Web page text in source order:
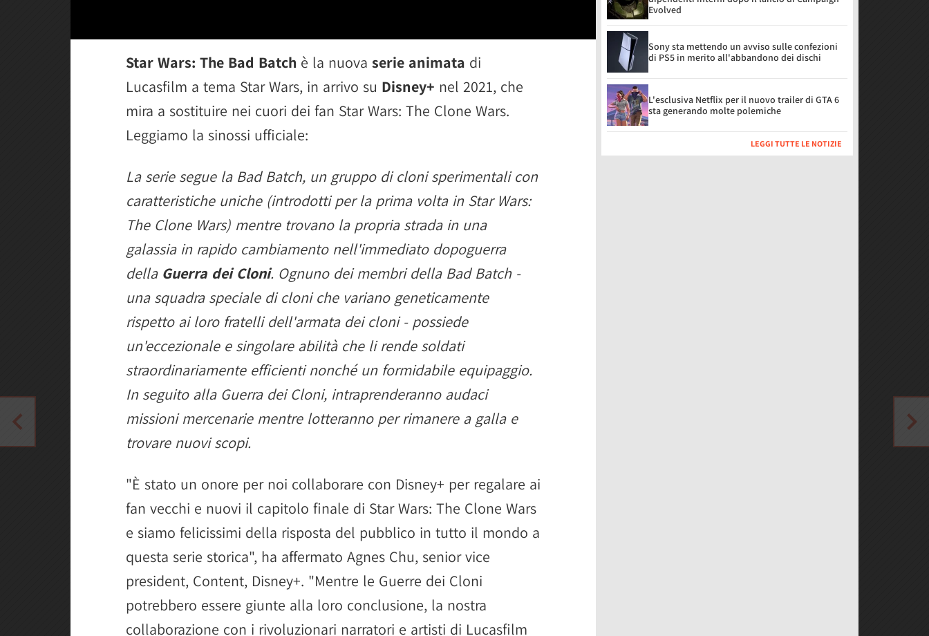
Star Wars: The Bad Batch è la nuova serie animata di
Lucasfilm a tema Star Wars, in arrivo su Disney+ nel 2021, che
mira a sostituire nei cuori dei fan Star Wars: The Clone Wars.
Leggiamo la sinossi ufficiale:
La serie segue la Bad Batch, un gruppo di cloni sperimentali con
caratteristiche uniche (introdotti per la prima volta in Star Wars:
The Clone Wars) mentre trovano la propria strada in una
galassia in rapido cambiamento nell'immediato dopoguerra
dellaGuerra dei Cloni. Ognuno dei membri della Bad Batch -
una squadra speciale di cloni che variano geneticamente
rispetto ai loro fratelli dell'armata dei cloni - possiede
un'eccezionale e singolare abilità che li rende soldati
straordinariamente efficienti nonché un formidabile equipaggio.
In seguito alla Guerra dei Cloni, intraprenderanno audaci
missioni mercenarie mentre lotteranno per rimanere a galla e
trovare nuovi scopi.
"È stato un onore per noi collaborare con Disney+ per regalare ai
fan vecchi e nuovi il capitolo finale di Star Wars: The Clone Wars
e siamo felicissimi della risposta del pubblico in tutto il mondo a
questa serie storica", ha affermato Agnes Chu, senior vice
president, Content, Disney+. "Mentre le Guerre dei Cloni
potrebbero essere giunte alla loro conclusione, la nostra
collaborazione con i rivoluzionari narratori e artisti di Lucasfilm
Evolved
Sony sta mettendo un avviso sulle confezioni
di PS5 in merito all'abbandono dei dischi
L'esclusiva Netflix per il nuovo trailer di GTA 6
sta generando molte polemiche
LEGGI TUTTE LE NOTIZIE